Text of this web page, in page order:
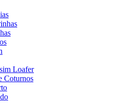
Loafer
Coturnos